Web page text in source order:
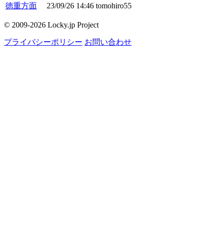
徳重方面
23/09/26 14:46 tomohiro55
© 2009-2026 Locky.jp Project
プライバシーポリシー お問い合わせ